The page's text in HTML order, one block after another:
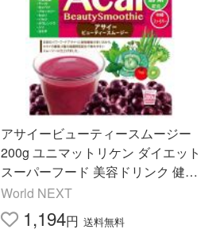
アサイービューティースムージー
200g ユニマットリケン ダイエット
スーパーフード 美容ドリンク 健康
食品 送料無料
World NEXT
1,194円 送料無料